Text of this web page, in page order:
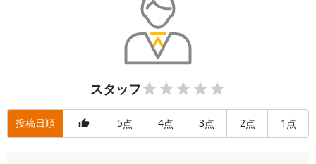
スタッフ
投稿日順 5点 4点 3点 2点 1 点